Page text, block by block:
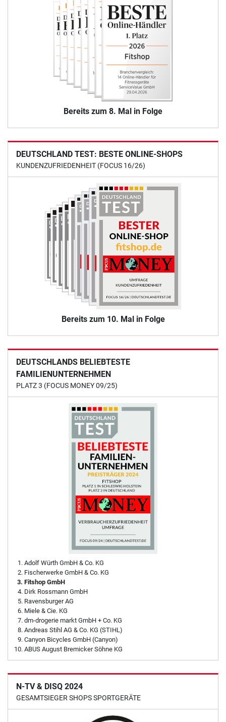
Bereits zum 8. Mal in Folge
DEUTSCHLAND TEST: BESTE ONLINE-SHOPS
KUNDENZUFRIEDENHEIT (FOCUS 16/26)
Bereits zum 10. Mal in Folge
DEUTSCHLANDS BELIEBTESTE
FAMILIENUNTERNEHMEN
PLATZ 3 (FOCUS MONEY 09/25)
Adolf Würth GmbH & Co. KG
Fischerwerke GmbH & Co. KG
Fitshop GmbH
Dirk Rossmann GmbH
Ravensburger AG
Miele & Cie. KG
dm-drogerie markt GmbH + Co. KG
Andreas Stihl AG & Co. KG (STIHL)
Canyon Bicycles GmbH (Canyon)
ABUS August Bremicker Söhne KG
N-TV & DISQ 2024
GESAMTSIEGER SHOPS SPORTGERÄTE